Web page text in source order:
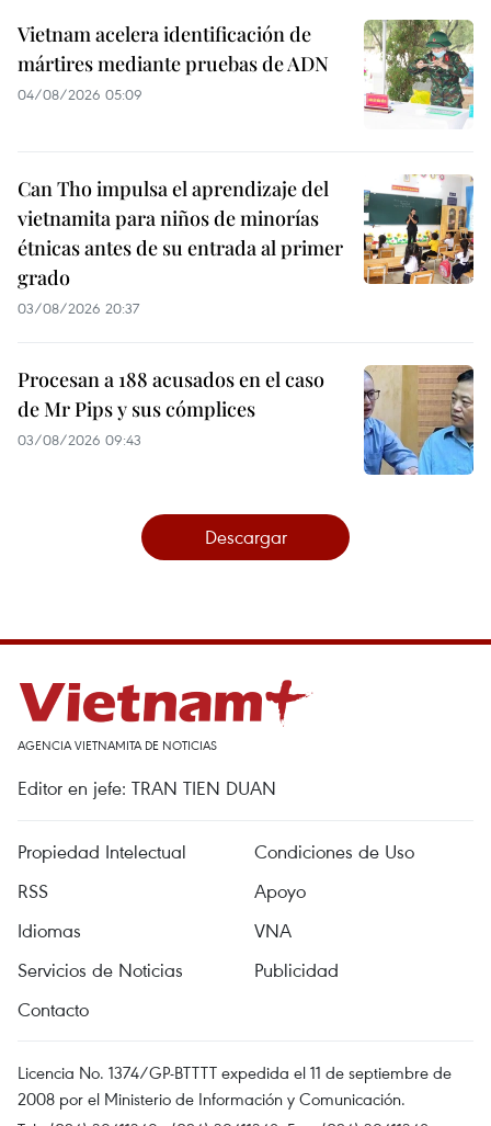
Vietnam acelera identificación de
mártires mediante pruebas de ADN
04/08/2026 05:09
Can Tho impulsa el aprendizaje del
vietnamita para niños de minorías
étnicas antes de su entrada al primer
grado
03/08/2026 20:37
Procesan a 188 acusados en el caso
de Mr Pips y sus cómplices
03/08/2026 09:43
Descargar
AGENCIA VIETNAMITA DE NOTICIAS
Editor en jefe: TRAN TIEN DUAN
Propiedad Intelectual
Condiciones de Uso
RSS
Apoyo
Idiomas
VNA
Servicios de Noticias
Publicidad
Contacto
Licencia No. 1374/GP-BTTTT expedida el 11 de septiembre de
2008 por el Ministerio de Información y Comunicación.